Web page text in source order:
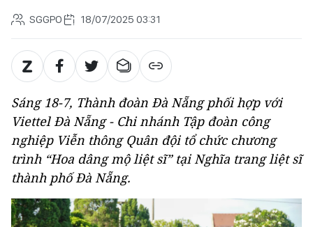
SGGPO 18/07/2025 03:31
Sáng 18-7, Thành đoàn Đà Nẵng phối hợp với
Viettel Đà Nẵng - Chi nhánh Tập đoàn công
nghiệp Viễn thông Quân đội tổ chức chương
trình “Hoa dâng mộ liệt sĩ” tại Nghĩa trang liệt sĩ
thành phố Đà Nẵng.